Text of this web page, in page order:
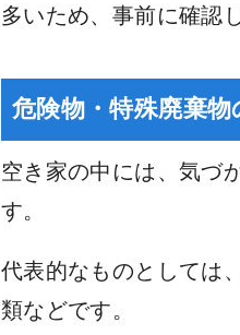
多いため、事前に確認
危険物・特殊廃棄
空き家の中には、気づ
す。
代表的なものとしては
類などです。